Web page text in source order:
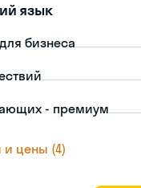
язык
бизнеса
- премиум
и цены (4)